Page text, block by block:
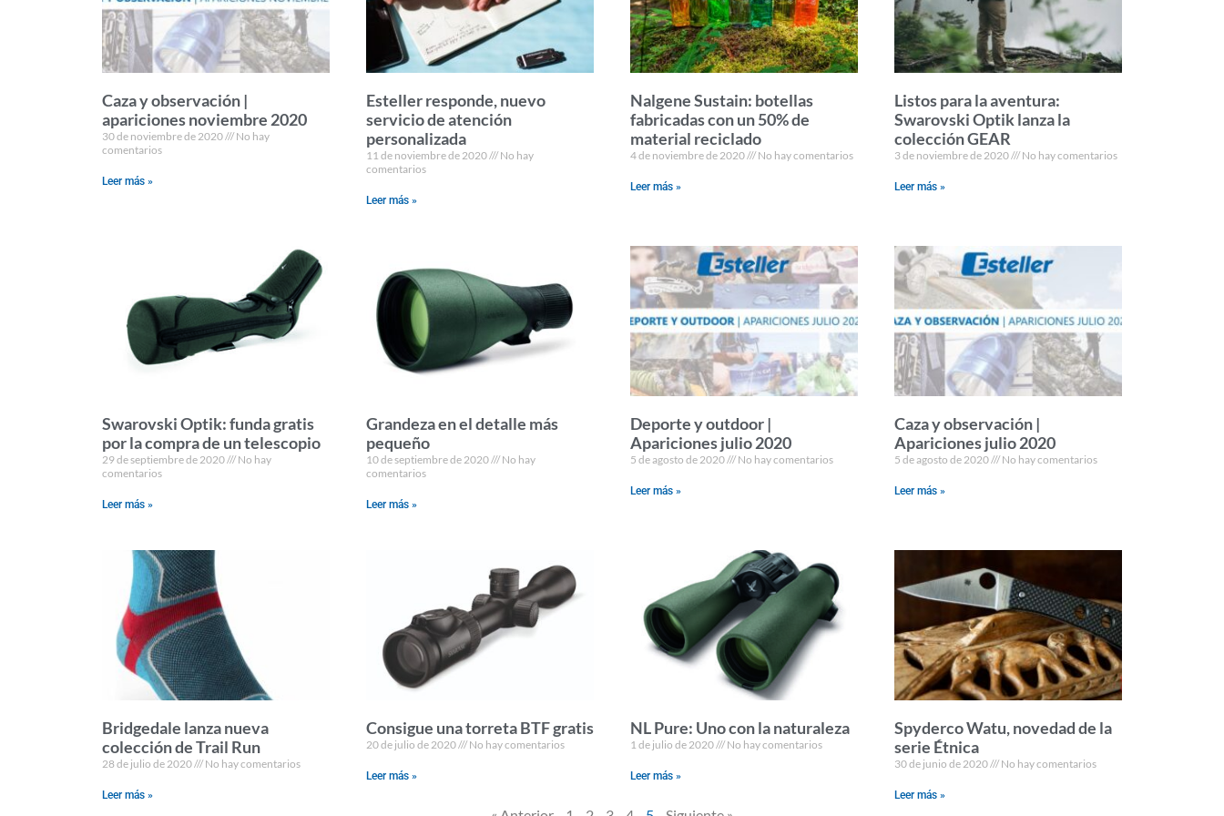
Caza y observación |
apariciones noviembre 2020
30 de noviembre de 2020
No hay
comentarios
Leer más »
Esteller responde, nuevo
servicio de atención
personalizada
11 de noviembre de 2020
No hay
comentarios
Leer más »
Nalgene Sustain: botellas
fabricadas con un 50% de
material reciclado
4 de noviembre de 2020 No hay comentarios
Leer más »
Listos para la aventura:
Swarovski Optik lanza la
colección GEAR
3 de noviembre de 2020 No hay comentarios
Leer más »
Swarovski Optik: funda gratis
por la compra de un telescopio
29 de septiembre de 2020
No hay
comentarios
Leer más »
Grandeza en el detalle más
pequeño
10 de septiembre de 2020
No hay
comentarios
Leer más »
Deporte y outdoor |
Apariciones julio 2020
5 de agosto de 2020 No hay comentarios
Leer más »
Caza y observación |
Apariciones julio 2020
5 de agosto de 2020 No hay comentarios
Leer más »
Bridgedale lanza nueva
colección de Trail Run
28 de julio de 2020 No hay comentarios
Leer más »
Consigue una torreta BTF gratis
20 de julio de 2020 No hay comentarios
Leer más »
NL Pure: Uno con la naturaleza
1 de julio de 2020 No hay comentarios
Leer más »
Spyderco Watu, novedad de la
serie Étnica
30 de junio de 2020 No hay comentarios
Leer más »